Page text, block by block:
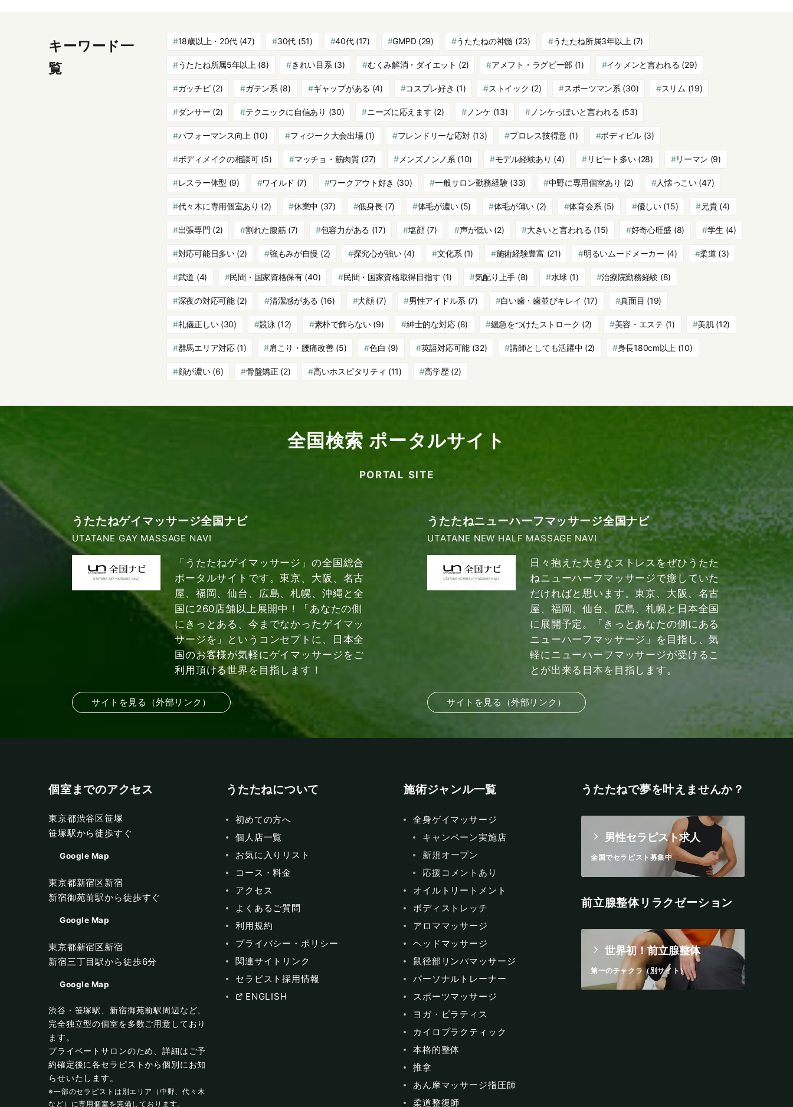
キーワード一
覧
18歳以上・20代 (47) 30代 (51) 40代(17) GMPD(29) うたたねの神髄 (23) うたたね所属3年以上 (7)
うたたね所属5年以上 (8) きれい目系 (3) むくみ解消・ダイエット (2) アメフト・ラグビー部 (1) イケメンと言われる (29)
ガッチビ(2) ガテン系 (8) ギャップがある (4) コスプレ好き (1) ストイック (2) スポーツマン系 (30) スリム (19)
ダンサー (2) テクニックに自信あり (30) ニーズに応えます (2) ノンケ (13) ノンケっぽいと言われる (53)
パフォーマンス向上 (10) フィジーク大会出場(1) フレンドリーな応対 (13) プロレス技得意 (1) ボディビル(3)
ボディメイクの相談可(5) マッチョ・筋肉質(27) メンズノンノ系 (10) モデル経験あり (4) リピート多い(28) リーマン (9)
レスラー体型 (9) ワイルド (7) ワークアウト好き (30) 一般サロン勤務経験(33) 中野に専用個室あり (2) 人懐っこい(47)
代々木に専用個室あり (2) 休業中 (37) 低身長(7) 体毛が濃い(5) 体毛が薄い (2) 体育会系 (5) 優しい(15) 兄貴(4)
出張専門 (2) 割れた腹筋(7) 包容力がある (17) 塩顔(7) 声が低い(2) 大きいと言われる (15) 好奇心旺盛 (8) 学生 (4)
対応可能日多い(2) 強もみが自慢 (2) 探究心が強い(4) 文化系 (1) 施術経験豊富 (21) 明るいムードメーカー (4) 柔道 (3)
武道 (4) 民間・国家資格保有(40) 民間・国家資格取得目指す (1) 気配り上手 (8) 水球(1) 治療院勤務経験 (8)
深夜の対応可能(2) 清潔感がある (16) 犬顔(7) 男性アイドル系 (7) 白い歯・歯並びキレイ (17) 真面目 (19)
礼儀正しい(30) 競泳 (12) 素朴で飾らない(9) 紳士的な対応(8) 緩急をつけたストローク (2) 美容・エステ (1) 美肌(12)
群馬エリア対応(1) 肩こり・腰痛改善(5) 色白 (9) 英語対応可能(32) 講師としても活躍中 (2) 身長180cm以上 (10)
顔が濃い(6) 骨盤矯正 (2) 高いホスピタリティ (11) 高学歴(2)
全国検索 ポータルサイト
PORTAL SITE
うたたねゲイマッサージ全国ナビ
UTATANE GAY MASSAGE NAVI
「うたたねゲイマッサージ」の全国総合
ポータルサイトです。東京、大阪、名古
屋、福岡、仙台、広島、札幌、沖縄と全
国に260店舗以上展開中！「あなたの側
にきっとある、今までなかったゲイマッ
サージを」というコンセプトに、日本全
国のお客様が気軽にゲイマッサージをご
利用頂ける世界を目指します！
サイトを見る（外部リンク）
うたたねニューハーフマッサージ全国ナビ
UTATANE NEW HALF MASSAGE NAVI
日々抱えた大きなストレスをぜひうたた
ねニューハーフマッサージで癒していた
だければと思います。東京、大阪、名古
屋、福岡、仙台、広島、札幌と日本全国
に展開予定。「きっとあなたの側にある
ニューハーフマッサージ」を目指し、気
軽にニューハーフマッサージが受けるこ
とが出来る日本を目指します。
サイトを見る（外部リンク）
個室までのアクセス
東京都渋谷区笹塚
笹塚駅から徒歩すぐ
Google Map
東京都新宿区新宿
新宿御苑前駅から徒歩すぐ
Google Map
東京都新宿区新宿
新宿三丁目駅から徒歩6分
Google Map
渋谷・笹塚駅、新宿御苑前駅周辺など、
完全独立型の個室を多数ご用意しており
ます。
プライベートサロンのため、詳細はご予
約確定後に各セラピストから個別にお知
らせいたします。
※一部のセラピストは別エリア（中野、代々木
など）に専用個室を完備しております。
うたたねについて
初めての方へ
個人店一覧
お気に入りリスト
コース・料金
アクセス
よくあるご質問
利用規約
プライバシー・ポリシー
関連サイトリンク
セラピスト採用情報
ENGLISH
施術ジャンル一覧
全身ゲイマッサージ
キャンペーン実施店
新規オープン
応援コメントあり
オイルトリートメント
ボディストレッチ
アロママッサージ
ヘッドマッサージ
鼠径部リンパマッサージ
パーソナルトレーナー
スポーツマッサージ
ヨガ・ピラティス
カイロプラクティック
本格的整体
推拿
あん摩マッサージ指圧師
柔道整復師
うたたねで夢を叶えませんか？
男性セラピスト求人
全国でセラピスト募集中
前立腺整体リラクゼーション
世界初！前立腺整体
第一のチャクラ（別サイト）